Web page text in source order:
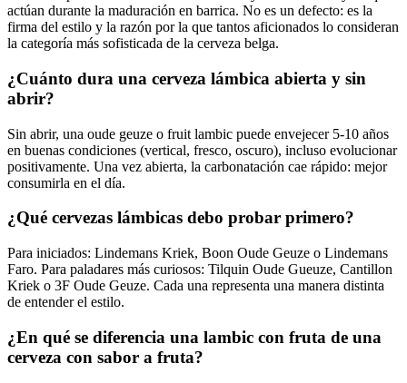
actúan durante la maduración en barrica. No es un defecto: es la
firma del estilo y la razón por la que tantos aficionados lo consideran
la categoría más sofisticada de la cerveza belga.
¿Cuánto dura una cerveza lámbica abierta y sin
abrir?
Sin abrir, una oude geuze o fruit lambic puede envejecer 5-10 años
en buenas condiciones (vertical, fresco, oscuro), incluso evolucionar
positivamente. Una vez abierta, la carbonatación cae rápido: mejor
consumirla en el día.
¿Qué cervezas lámbicas debo probar primero?
Para iniciados: Lindemans Kriek, Boon Oude Geuze o Lindemans
Faro. Para paladares más curiosos: Tilquin Oude Gueuze, Cantillon
Kriek o 3F Oude Geuze. Cada una representa una manera distinta
de entender el estilo.
¿En qué se diferencia una lambic con fruta de una
cerveza con sabor a fruta?